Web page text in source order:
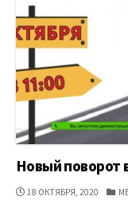
Новый поворот
ДАТА
18 ОКТЯБРЯ, 2020